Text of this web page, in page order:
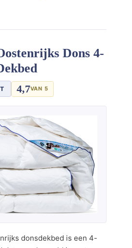
Dons 4-
4,7VAN 5
donsdekbed is een 4-